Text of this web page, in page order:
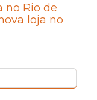
no Rio de
loja no